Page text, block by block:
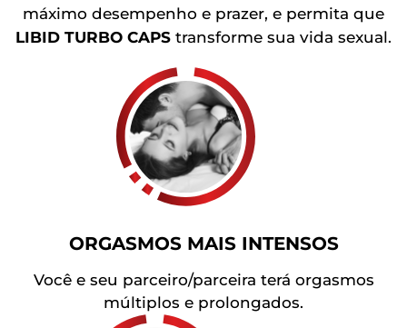
máximo desempenho e prazer, e permita que
LIBID TURBO CAPS transforme sua vida sexual.
ORGASMOS MAIS INTENSOS
Você e seu parceiro/parceira terá orgasmos
múltiplos e prolongados.